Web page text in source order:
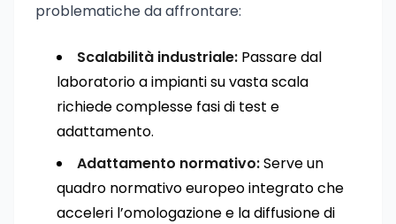
problematiche da affrontare:
Scalabilità industriale: Passare dal
laboratorio a impianti su vasta scala
richiede complesse fasi di test e
adattamento.
Adattamento normativo:Serve un
quadro normativo europeo integrato che
acceleri l’omologazione e la diffusione di